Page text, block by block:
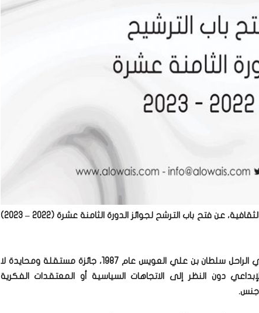
أعلنت مؤسسة سلطان بن علي العويس الثقافية، عن فتح باب الترشح لجوائز الدورة الثامنة عشرة (2022 – 2023)
وتعد الجائزة التي أسسها الشاعر الإماراتي الراحل سلطان بن علي العويس عام 1987، جائزة مستقلة ومحايدة لا
دون النظر إلى الاتجاهات السياسية أو المعتقدات الفكرية
جنس.